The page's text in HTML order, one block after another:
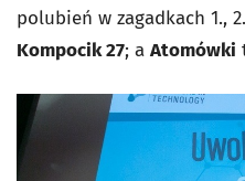
polubień w zagadkach 1.,
Kompocik 27; a Atomówki